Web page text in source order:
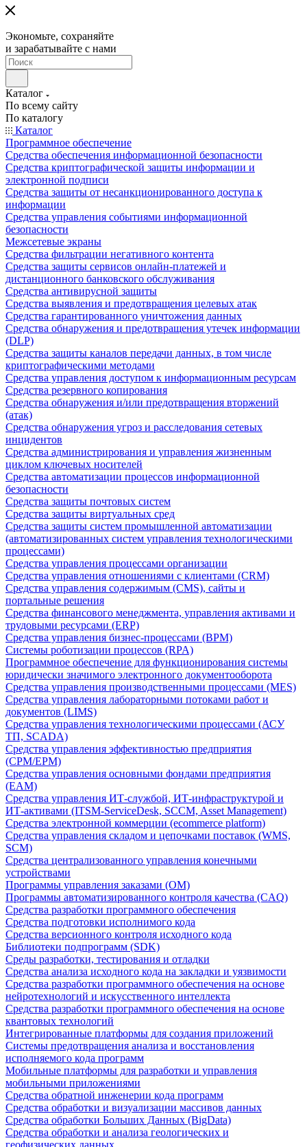
Экономьте, сохраняйте
и зарабатывайте с нами
Каталог
По всему сайту
По каталогу
Каталог
Программное обеспечение
Средства обеспечения информационной безопасности
Средства криптографической защиты информации и
электронной подписи
Средства защиты от несанкционированного доступа к
информации
Средства управления событиями информационной
безопасности
Межсетевые экраны
Средства фильтрации негативного контента
Средства защиты сервисов онлайн-платежей и
дистанционного банковского обслуживания
Средства антивирусной защиты
Средства выявления и предотвращения целевых атак
Средства гарантированного уничтожения данных
Средства обнаружения и предотвращения утечек информации
(DLP)
Средства защиты каналов передачи данных, в том числе
криптографическими методами
Средства управления доступом к информационным ресурсам
Средства резервного копирования
Средства обнаружения и/или предотвращения вторжений
(атак)
Средства обнаружения угроз и расследования сетевых
инцидентов
Средства администрирования и управления жизненным
циклом ключевых носителей
Средства автоматизации процессов информационной
безопасности
Средства защиты почтовых систем
Средства защиты виртуальных сред
Средства защиты систем промышленной автоматизации
(автоматизированных систем управления технологическими
процессами)
Средства управления процессами организации
Средства управления отношениями с клиентами (CRM)
Средства управления содержимым (CMS), сайты и
портальные решения
Средства финансового менеджмента, управления активами и
трудовыми ресурсами (ERP)
Средства управления бизнес-процессами (BPM)
Системы роботизации процессов (RPA)
Программное обеспечение для функционирования системы
юридически значимого электронного документооборота
Средства управления производственными процессами (MES)
Средства управления лабораторными потоками работ и
документов (LIMS)
Средства управления технологическими процессами (АСУ
ТП, SCADA)
Средства управления эффективностью предприятия
(CPM/EPM)
Средства управления основными фондами предприятия
(EAM)
Средства управления ИТ-службой, ИТ-инфраструктурой и
ИТ-активами (ITSM-ServiceDesk, SCCM, Asset Management)
Средства электронной коммерции (ecommerce platform)
Средства управления складом и цепочками поставок (WMS,
SCM)
Средства централизованного управления конечными
устройствами
Программы управления заказами (OM)
Программы автоматизированного контроля качества (CAQ)
Средства разработки программного обеспечения
Средства подготовки исполнимого кода
Средства версионного контроля исходного кода
Библиотеки подпрограмм (SDK)
Среды разработки, тестирования и отладки
Средства анализа исходного кода на закладки и уязвимости
Средства разработки программного обеспечения на основе
нейротехнологий и искусственного интеллекта
Средства разработки программного обеспечения на основе
квантовых технологий
Интегрированные платформы для создания приложений
Системы предотвращения анализа и восстановления
исполняемого кода программ
Мобильные платформы для разработки и управления
мобильными приложениями
Средства обратной инженерии кода программ
Средства обработки и визуализации массивов данных
Средства обработки Больших Данных (BigData)
Средства обработки и анализа геологических и
геофизических данных